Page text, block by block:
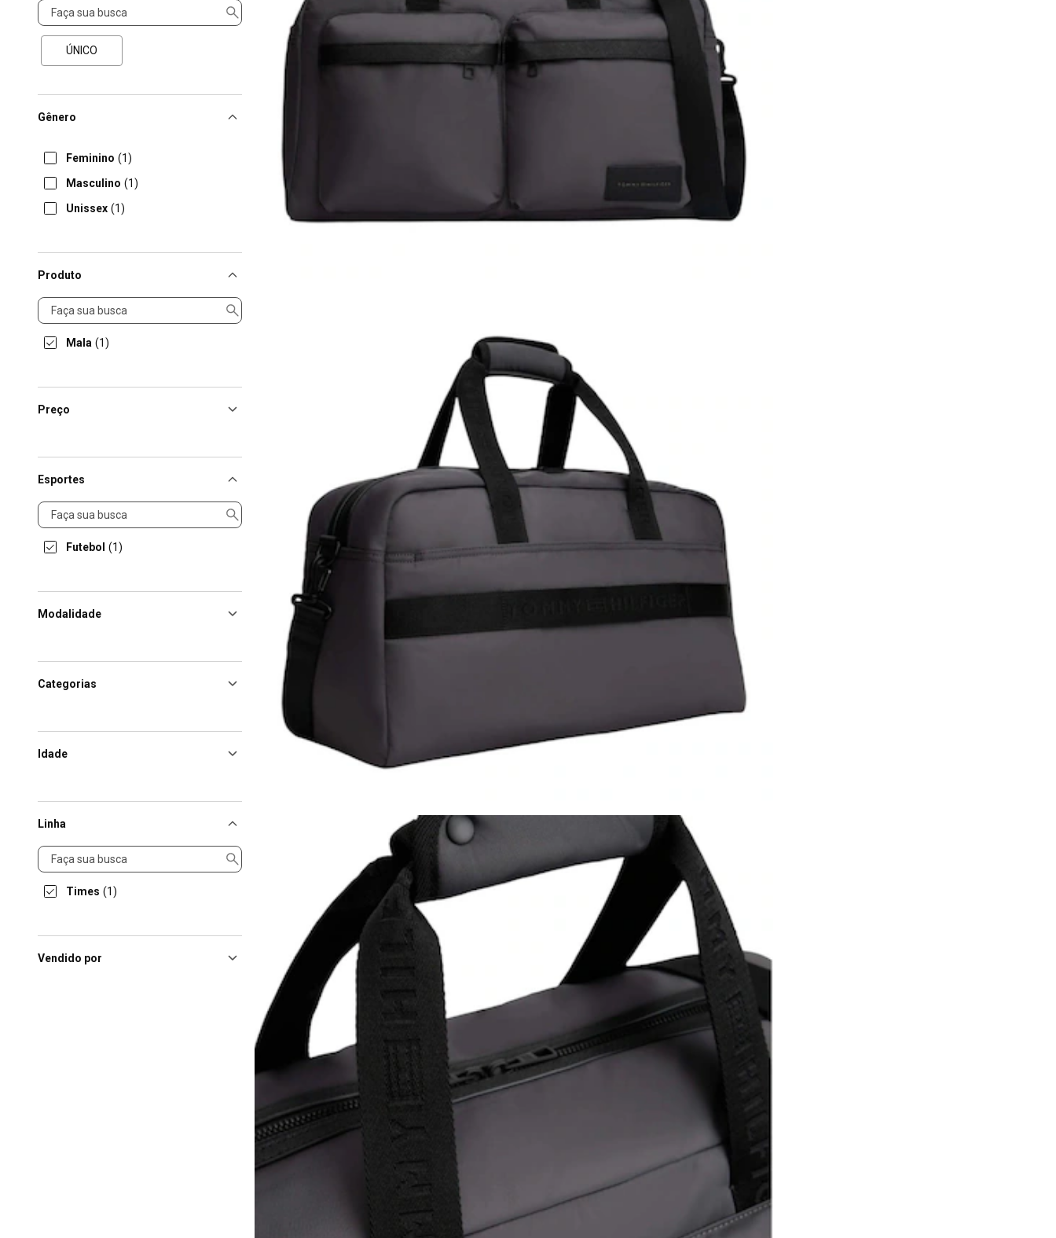
Tamanho
ÚNICO
Gênero
Feminino (1)
Masculino (1)
Unissex (1)
Produto
Produto
Mala (1)
Preço
Esportes
Esportes
Futebol (1)
Modalidade
Categorias
Idade
Linha
Linha
Times (1)
Vendido por